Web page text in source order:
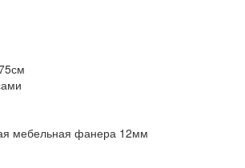
мебельная фанера 12мм